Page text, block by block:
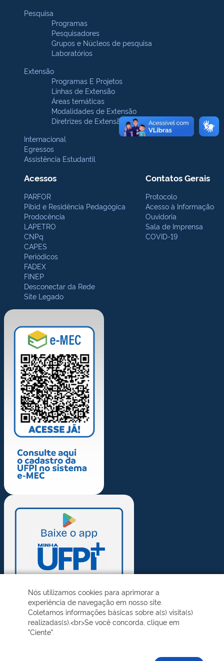
Pesquisa
Programas
Pesquisadores
Grupos e Núcleos de pesquisa
Laboratórios
Extensão
Programas E Projetos
Linhas de Extensão
Áreas temáticas
Modalidades de Extensão
Diretrizes de Extensão
Internacional
Egressos
Assistência Estudantil
Acessos
PARFOR
Pibid e Residência Pedagógica
Prodocência
LAPETRO
CNPq
CAPES
Periódicos
FADEX
FINEP
Desconectar da Rede
Site Legado
Contatos Gerais
Protocolo
Acesso à Informação
Ouvidoria
Sala de Imprensa
COVID-19
Nós utilizamos cookies para aprimorar a
experiência de navegação em nosso site.
Coletamos informações básicas sobre a(s) visita(s)
realizadas(s).<br>Se você concorda, clique em
"Ciente".